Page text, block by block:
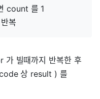
count 를 1
복
빌때까지 반복한 후
상 result ) 를